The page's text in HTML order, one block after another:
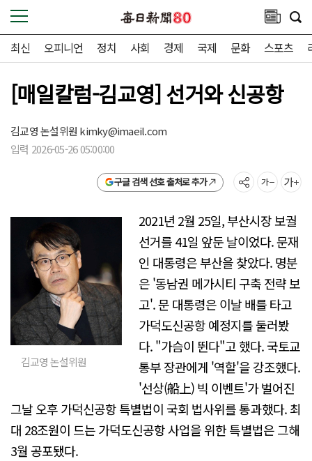
최신 오피니언 정치 사회 경제 국제 문화 스포츠
[매일칼럼-김교영] 선거와 신공항
김교영 논설위원 kimky@imaeil.com
입력 2026-05-26 05:00:00
구글 검색 선호 출처로 추가
김교영 논설위원
2021년 2월 25일, 부산시장 보궐
선거를 41일 앞둔 날이었다. 문재
인 대통령은 부산을 찾았다. 명분
은 '동남권 메가시티 구축 전략 보
고'. 문 대통령은 이날 배를 타고
가덕도신공항 예정지를 둘러봤
다. "가슴이 뛴다"고 했다. 국토교
통부 장관에게 '역할'을 강조했다.
'선상(船上) 빅 이벤트'가 벌어진
그날 오후 가덕신공항 특별법이 국회 법사위를 통과했다. 최
대 28조원이 드는 가덕도신공항 사업을 위한 특별법은 그해
3월 공포됐다.